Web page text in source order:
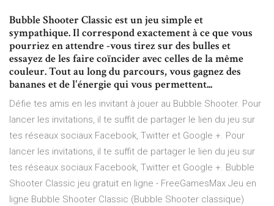
Bubble Shooter Classic est un jeu simple et
sympathique. Il correspond exactement à ce que vous
pourriez en attendre -vous tirez sur des bulles et
essayez de les faire coïncider avec celles de la même
couleur. Tout au long du parcours, vous gagnez des
bananes et de l'énergie qui vous permettent...
Défie tes amis en les invitant à jouer au Bubble Shooter. Pour
lancer les invitations, il te suffit de partager le lien du jeu sur
tes réseaux sociaux Facebook, Twitter et Google +. Pour
lancer les invitations, il te suffit de partager le lien du jeu sur
tes réseaux sociaux Facebook, Twitter et Google +. Bubble
Shooter Classic jeu gratuit en ligne - FreeGamesMax Jeu en
ligne Bubble Shooter Classic (Bubble Shooter classique)